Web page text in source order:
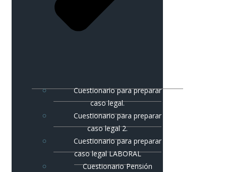
Cuestionario para preparar
caso legal.
Cuestionario para preparar
caso legal 2.
Cuestionario para preparar
caso legal LABORAL
Cuestionario Pensión